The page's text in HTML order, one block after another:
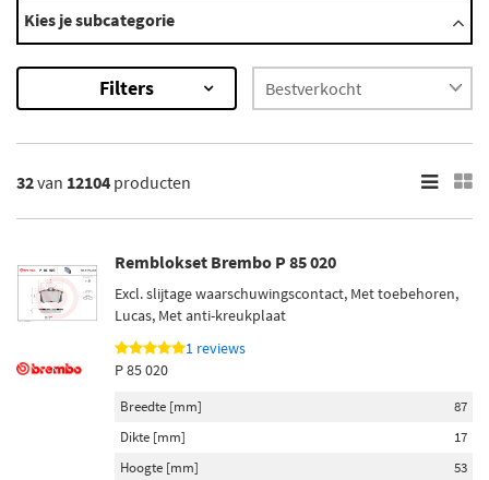
Categorieën
Koppelingsset
Overige interieur accessoires
Rem montageset
Remblokken
Remklauw
×
Resultaten
Categorieën
Remblokset (4091)
Remschijven (3647)
Remslang (1767)
Remschoen set (1199)
Remzadel/remklauw (446)
Kies je subcategorie
Filters
32van 12104 producten
Remblokset Brembo P 85 020
Excl. slijtage waarschuwingscontact, Met toebehoren,
Lucas, Met anti-kreukplaat
1 reviews
P 85 020
Breedte [mm]
87
Dikte [mm]
17
Hoogte [mm]
53